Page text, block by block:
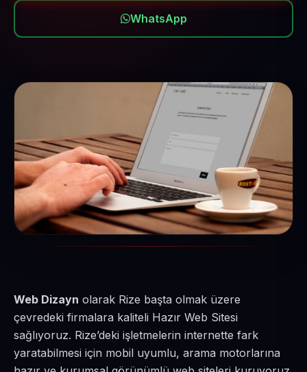
WhatsApp
Web Dizayn olarak Rize başta olmak üzere
çevredeki firmalara kaliteli Hazır Web Sitesi
sağlıyoruz. Rize’deki işletmelerin internette fark
yaratabilmesi için mobil uyumlu, arama motorlarına